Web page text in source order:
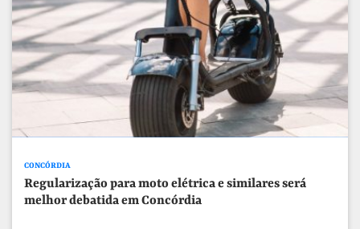
CONCÓRDIA
Regularização para moto elétrica e similares será
melhor debatida em Concórdia